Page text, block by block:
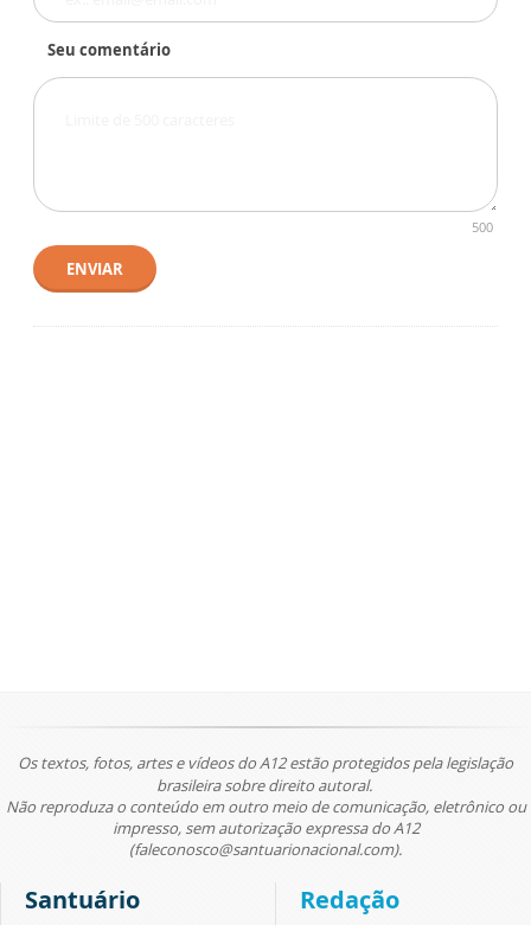
Seu comentário
500
ENVIAR
Os textos, fotos, artes e vídeos do A12 estão protegidos pela legislação
brasileira sobre direito autoral.
Não reproduza o conteúdo em outro meio de comunicação, eletrônico ou
impresso, sem autorização expressa do A12
(faleconosco@santuarionacional.com).
Santuário Redação